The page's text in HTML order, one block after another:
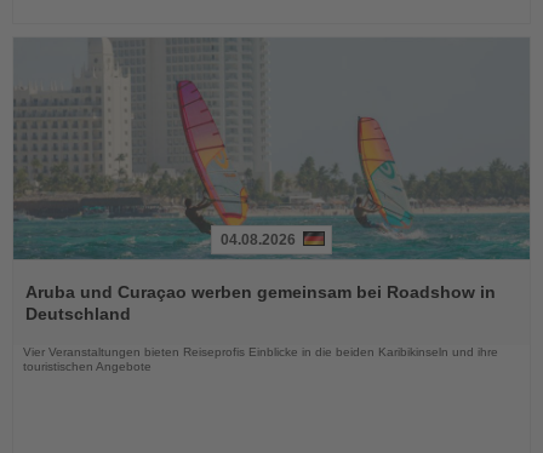
Sie
die
04.08.2026
Aruba und Curaçao werben gemeinsam bei Roadshow in
Deutschland
Vier Veranstaltungen bieten Reiseprofis Einblicke in die beiden Karibikinseln und ihre
touristischen Angebote